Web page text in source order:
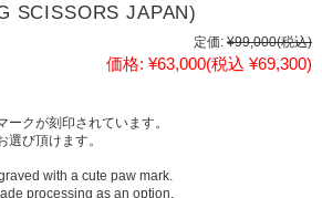
SCISSORS JAPAN)
定価: ¥99,000(税込)
価格: ¥63,000(税込 ¥69,300)
クが刻印されています。
び頂けます。
with a cute paw mark.
processing as an option.